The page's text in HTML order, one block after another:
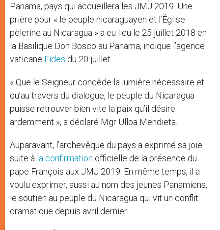
Panama, pays qui accueillera les JMJ 2019. Une
prière pour « le peuple nicaraguayen et l’Église
pèlerine au Nicaragua » a eu lieu le 25 juillet 2018 en
la Basilique Don Bosco au Panama, indique l’agence
vaticane Fides du 20 juillet.
« Que le Seigneur concède la lumière nécessaire et
qu’au travers du dialogue, le peuple du Nicaragua
puisse retrouver bien vite la paix qu’il désire
ardemment », a déclaré Mgr Ulloa Mendieta.
Auparavant, l’archevêque du pays a exprimé sa joie
suite à la confirmation officielle de la présence du
pape François aux JMJ 2019. En même temps, il a
voulu exprimer, aussi au nom des jeunes Panamiens,
le soutien au peuple du Nicaragua qui vit un conflit
dramatique depuis avril dernier.